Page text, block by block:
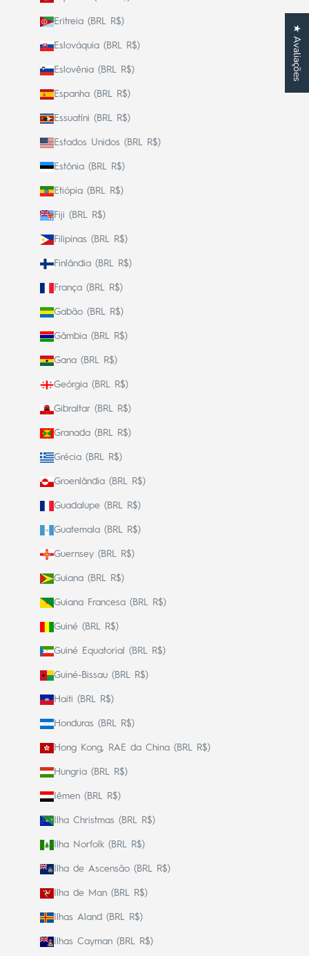
Eritreia (BRL R$)
Eslováquia (BRL R$)
Eslovênia (BRL R$)
Espanha (BRL R$)
Essuatíni (BRL R$)
Estados Unidos (BRL R$)
Estônia (BRL R$)
Etiópia (BRL R$)
Fiji (BRL R$)
Filipinas (BRL R$)
Finlândia (BRL R$)
França (BRL R$)
Gabão (BRL R$)
Gâmbia (BRL R$)
Gana (BRL R$)
Geórgia (BRL R$)
Gibraltar (BRL R$)
Granada (BRL R$)
Grécia (BRL R$)
Groenlândia (BRL R$)
Guadalupe (BRL R$)
Guatemala (BRL R$)
Guernsey (BRL R$)
Guiana (BRL R$)
Guiana Francesa (BRL R$)
Guiné (BRL R$)
Guiné Equatorial (BRL R$)
Guiné-Bissau (BRL R$)
Haiti (BRL R$)
Honduras (BRL R$)
Hong Kong, RAE da China (BRL R$)
Hungria (BRL R$)
Iêmen (BRL R$)
Ilha Christmas (BRL R$)
Ilha Norfolk (BRL R$)
Ilha de Ascensão (BRL R$)
Ilha de Man (BRL R$)
Ilhas Aland (BRL R$)
Ilhas Cayman (BRL R$)
★ Avaliações